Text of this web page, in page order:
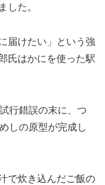
した。
届けたい」という強
氏はかにを使った駅
行錯誤の末に、つ
しの原型が完成し
で炊き込んだご飯の